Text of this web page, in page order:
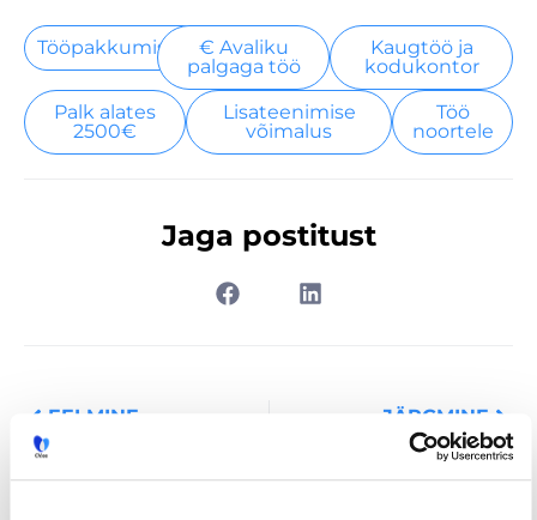
Tööpakkumised
€ Avaliku
palgaga töö
Kaugtöö ja
kodukontor
Palk alates
2500€
Lisateenimise
võimalus
Töö
noortele
Jaga postitust
EELMINE JÄRGMINE